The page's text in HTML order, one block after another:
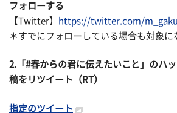
フォローする
【Twitter】
https://twitter.com/
＊すでにフォローしている場合も対象に
2.「#春からの君に伝えたいこと」のハ
稿をリツイート（RT）
指定のツイート